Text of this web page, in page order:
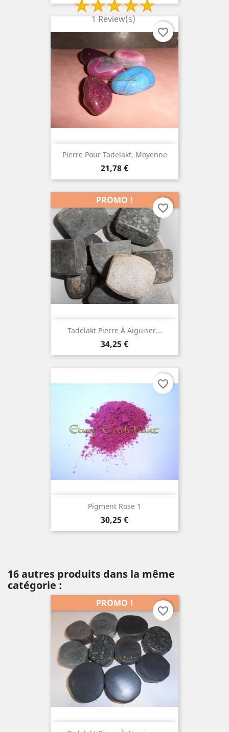
1 Review(s)
Pierre Pour Tadelakt, Moyenne
Prix
21,78 €
favorite_border
Tadelakt Pierre À Aiguiser...
Prix
34,25 €
PROMO !
favorite_border
Pigment Rose 1
Prix
30,25 €
favorite_border
16 autres produits dans la même
catégorie :
PROMO !
favorite_border